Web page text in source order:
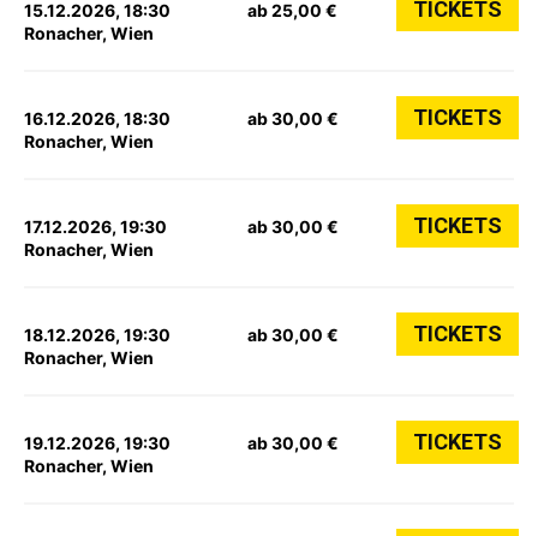
15.12.2026, 18:30
Ronacher, Wien
ab 25,00 € TICKETS
16.12.2026, 18:30
Ronacher, Wien
ab 30,00 € TICKETS
17.12.2026, 19:30
Ronacher, Wien
ab 30,00 € TICKETS
18.12.2026, 19:30
Ronacher, Wien
ab 30,00 € TICKETS
19.12.2026, 19:30
Ronacher, Wien
ab 30,00 € TICKETS